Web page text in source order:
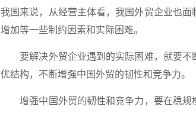
我国来说，从经营主体看，我国外贸企业也
增加等一些制约因素和实际困难。
要解决外贸企业遇到的实际困难，就要不
优结构，不断增强中国外贸的韧性和竞争力。
增强中国外贸的韧性和竞争力，要在稳规